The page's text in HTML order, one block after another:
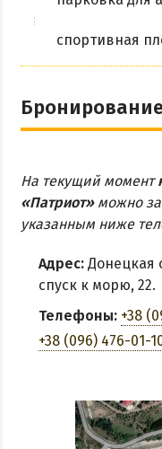
спортивная
На текущий момент
«Патриот»можно
указанным ниже
Адрес: Донецкая
спуск к морю, 22.
Телефоны: +38
+38 (096) 476-01-